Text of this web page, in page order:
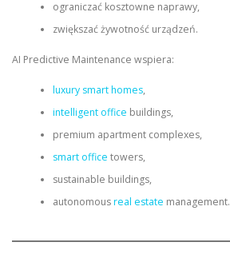
ograniczać kosztowne naprawy,
zwiększać żywotność urządzeń.
AI Predictive Maintenance wspiera:
luxury smart homes,
intelligent office buildings,
premium apartment complexes,
smart office towers,
sustainable buildings,
autonomousreal estate management.